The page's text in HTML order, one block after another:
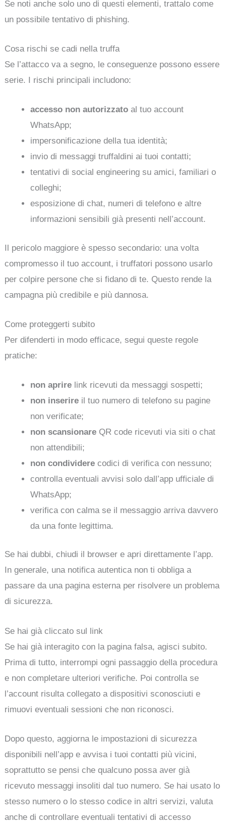
Se noti anche solo uno di questi elementi, trattalo come
un possibile tentativo di phishing.
Cosa rischi se cadi nella truffa
Se l’attacco va a segno, le conseguenze possono essere
serie. I rischi principali includono:
accesso non autorizzato al tuo account
WhatsApp;
impersonificazione della tua identità;
invio di messaggi truffaldini ai tuoi contatti;
tentativi di social engineering su amici, familiari o
colleghi;
esposizione di chat, numeri di telefono e altre
informazioni sensibili già presenti nell’account.
Il pericolo maggiore è spesso secondario: una volta
compromesso il tuo account, i truffatori possono usarlo
per colpire persone che si fidano di te. Questo rende la
campagna più credibile e più dannosa.
Come proteggerti subito
Per difenderti in modo efficace, segui queste regole
pratiche:
non aprire link ricevuti da messaggi sospetti;
non inserire il tuo numero di telefono su pagine
non verificate;
non scansionare QR code ricevuti via siti o chat
non attendibili;
non condividere codici di verifica con nessuno;
controlla eventuali avvisi solo dall’app ufficiale di
WhatsApp;
verifica con calma se il messaggio arriva davvero
da una fonte legittima.
Se hai dubbi, chiudi il browser e apri direttamente l’app.
In generale, una notifica autentica non ti obbliga a
passare da una pagina esterna per risolvere un problema
di sicurezza.
Se hai già cliccato sul link
Se hai già interagito con la pagina falsa, agisci subito.
Prima di tutto, interrompi ogni passaggio della procedura
e non completare ulteriori verifiche. Poi controlla se
l’account risulta collegato a dispositivi sconosciuti e
rimuovi eventuali sessioni che non riconosci.
Dopo questo, aggiorna le impostazioni di sicurezza
disponibili nell’app e avvisa i tuoi contatti più vicini,
soprattutto se pensi che qualcuno possa aver già
ricevuto messaggi insoliti dal tuo numero. Se hai usato lo
stesso numero o lo stesso codice in altri servizi, valuta
anche di controllare eventuali tentativi di accesso